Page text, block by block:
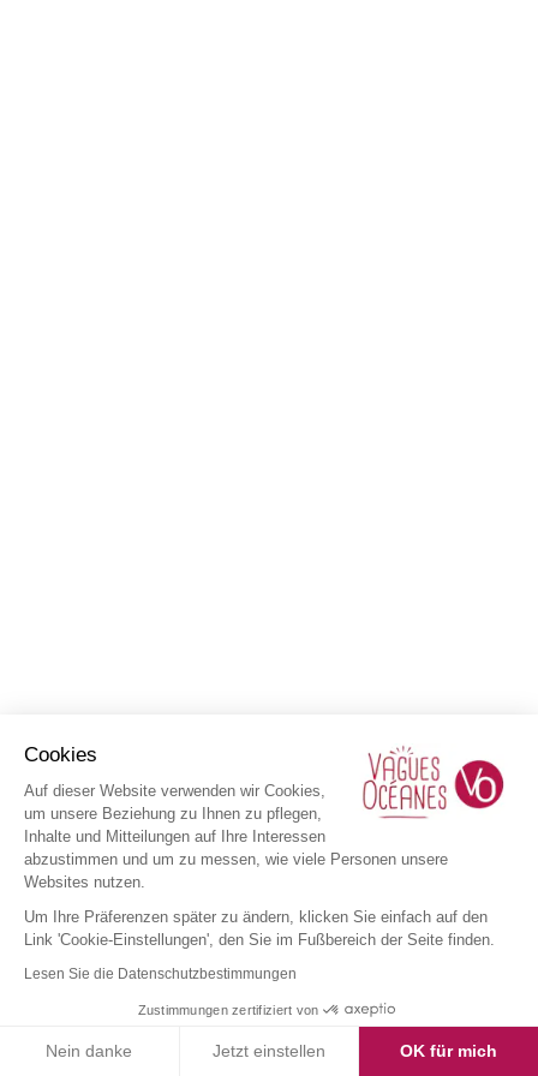
Cookies
Auf dieser Website verwenden wir Cookies,
um unsere Beziehung zu Ihnen zu pflegen,
Inhalte und Mitteilungen auf Ihre Interessen
abzustimmen und um zu messen, wie viele Personen unsere
Websites nutzen.
Um Ihre Präferenzen später zu ändern, klicken Sie einfach auf den
Link 'Cookie-Einstellungen', den Sie im Fußbereich der Seite finden.
Lesen Sie die Datenschutzbestimmungen
Zustimmungen zertifiziert von
Nein danke Jetzt einstellen OK für mich